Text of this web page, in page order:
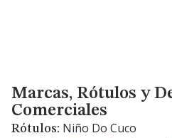
Marcas, Rótulos y
Marcas, Rótulos y
Comerciales
Rótulos: Niño Do Cuco